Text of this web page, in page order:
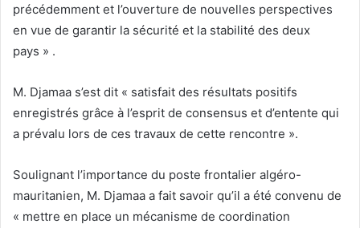
précédemment et l’ouverture de nouvelles perspectives
en vue de garantir la sécurité et la stabilité des deux
pays » .
M. Djamaa s’est dit « satisfait des résultats positifs
enregistrés grâce à l’esprit de consensus et d’entente qui
a prévalu lors de ces travaux de cette rencontre ».
Soulignant l’importance du poste frontalier algéro-
mauritanien, M. Djamaa a fait savoir qu’il a été convenu de
« mettre en place un mécanisme de coordination